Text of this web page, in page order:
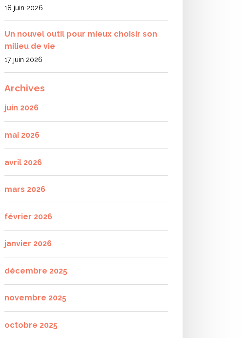
18 juin 2026
Un nouvel outil pour mieux choisir son
milieu de vie
17 juin 2026
Archives
juin 2026
mai 2026
avril 2026
mars 2026
février 2026
janvier 2026
décembre 2025
novembre 2025
octobre 2025